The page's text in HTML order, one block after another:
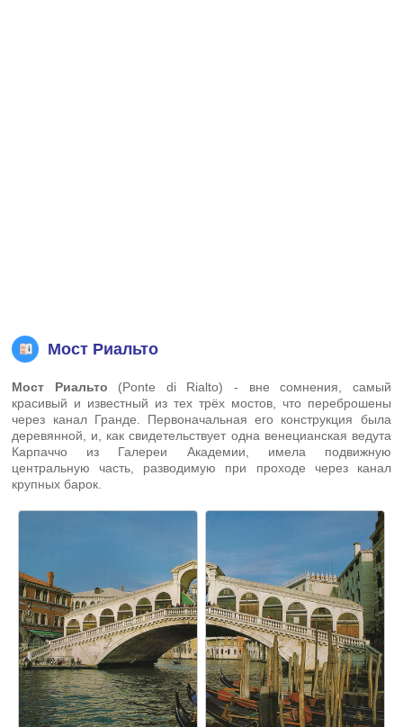
Мост Риальто
Мост Риальто (Ponte di Rialto) - вне сомнения, самый
красивый и известный из тех трёх мостов, что переброшены
через канал Гранде. Первоначальная его конструкция была
деревянной, и, как свидетельствует одна венецианская ведута
Карпаччо из Галереи Академии, имела подвижную
центральную часть, разводимую при проходе через канал
крупных барок.